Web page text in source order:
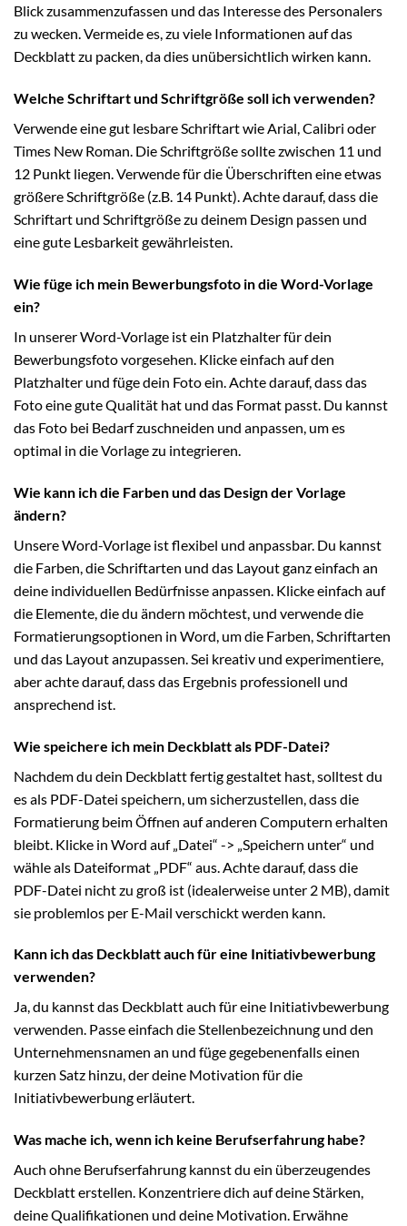
Blick zusammenzufassen und das Interesse des Personalers
zu wecken. Vermeide es, zu viele Informationen auf das
Deckblatt zu packen, da dies unübersichtlich wirken kann.
Welche Schriftart und Schriftgröße soll ich verwenden?
Verwende eine gut lesbare Schriftart wie Arial, Calibri oder
Times New Roman. Die Schriftgröße sollte zwischen 11 und
12 Punkt liegen. Verwende für die Überschriften eine etwas
größere Schriftgröße (z.B. 14 Punkt). Achte darauf, dass die
Schriftart und Schriftgröße zu deinem Design passen und
eine gute Lesbarkeit gewährleisten.
Wie füge ich mein Bewerbungsfoto in die Word-Vorlage
ein?
In unserer Word-Vorlage ist ein Platzhalter für dein
Bewerbungsfoto vorgesehen. Klicke einfach auf den
Platzhalter und füge dein Foto ein. Achte darauf, dass das
Foto eine gute Qualität hat und das Format passt. Du kannst
das Foto bei Bedarf zuschneiden und anpassen, um es
optimal in die Vorlage zu integrieren.
Wie kann ich die Farben und das Design der Vorlage
ändern?
Unsere Word-Vorlage ist flexibel und anpassbar. Du kannst
die Farben, die Schriftarten und das Layout ganz einfach an
deine individuellen Bedürfnisse anpassen. Klicke einfach auf
die Elemente, die du ändern möchtest, und verwende die
Formatierungsoptionen in Word, um die Farben, Schriftarten
und das Layout anzupassen. Sei kreativ und experimentiere,
aber achte darauf, dass das Ergebnis professionell und
ansprechend ist.
Wie speichere ich mein Deckblatt als PDF-Datei?
Nachdem du dein Deckblatt fertig gestaltet hast, solltest du
es als PDF-Datei speichern, um sicherzustellen, dass die
Formatierung beim Öffnen auf anderen Computern erhalten
bleibt. Klicke in Word auf „Datei“ -> „Speichern unter“ und
wähle als Dateiformat „PDF“ aus. Achte darauf, dass die
PDF-Datei nicht zu groß ist (idealerweise unter 2 MB), damit
sie problemlos per E-Mail verschickt werden kann.
Kann ich das Deckblatt auch für eine Initiativbewerbung
verwenden?
Ja, du kannst das Deckblatt auch für eine Initiativbewerbung
verwenden. Passe einfach die Stellenbezeichnung und den
Unternehmensnamen an und füge gegebenenfalls einen
kurzen Satz hinzu, der deine Motivation für die
Initiativbewerbung erläutert.
Was mache ich, wenn ich keine Berufserfahrung habe?
Auch ohne Berufserfahrung kannst du ein überzeugendes
Deckblatt erstellen. Konzentriere dich auf deine Stärken,
deine Qualifikationen und deine Motivation. Erwähne